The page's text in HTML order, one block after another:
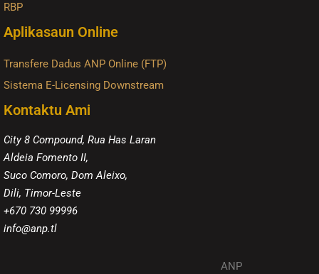
RBP
Aplikasaun Online
Transfere Dadus ANP Online (FTP)
Sistema E-Licensing Downstream
Kontaktu Ami
City 8 Compound, Rua Has Laran
Aldeia Fomento II,
Suco Comoro, Dom Aleixo,
Dili, Timor-Leste
+670 730 99996
info@anp.tl
ANP